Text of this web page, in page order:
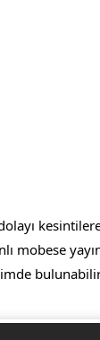
mobese